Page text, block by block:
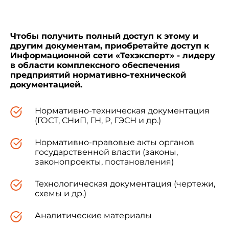
качестве.
Нормы, требования и методы контроля
показателей качества в зависимости от вида
решаемых задач должны устанавливаться
техническими условиями на отдельные виды
материалов, а также методиками по оценке
установленном порядке.
и в соответствии сГОСТ 4.200-78.
1. НОМЕНКЛАТУРА ПОКАЗАТЕЛЕЙ КАЧЕСТВА
Чтобы получить полный доступ к этому и
другим документам, приобретайте доступ к
Информационной сети «Техэксперт» - лидеру
в области комплексного обеспечения
предприятий нормативно-технической
документацией.
Нормативно-техническая документация
(ГОСТ, СНиП, ГН, Р, ГЭСН и др.)
Нормативно-правовые акты органов
государственной власти (законы,
законопроекты, постановления)
Технологическая документация (чертежи,
схемы и др.)
Аналитические материалы